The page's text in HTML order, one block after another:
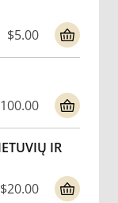
$5.00
IR
$20.00